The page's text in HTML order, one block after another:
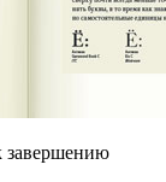
завершению